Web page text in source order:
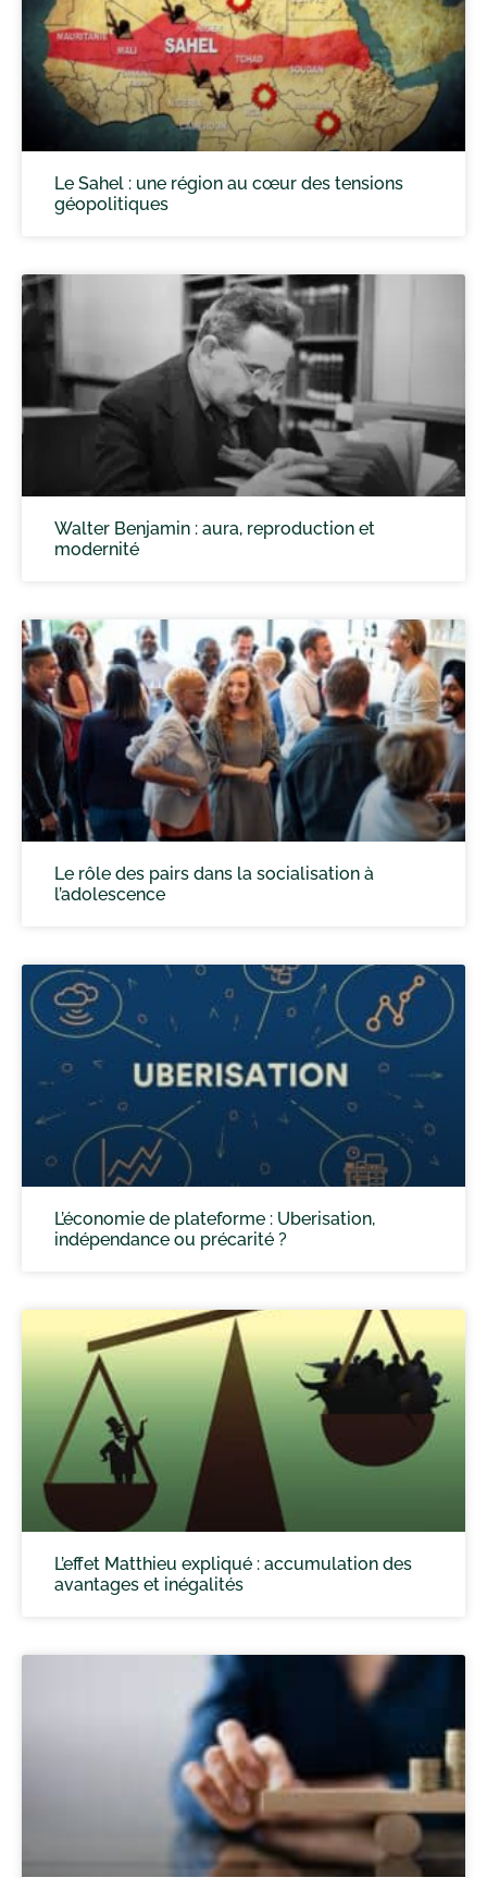
Le Sahel : une région au cœur des tensions
géopolitiques
Walter Benjamin : aura, reproduction et
modernité
Le rôle des pairs dans la socialisation à
l’adolescence
L’économie de plateforme : Uberisation,
indépendance ou précarité ?
L’effet Matthieu expliqué : accumulation des
avantages et inégalités